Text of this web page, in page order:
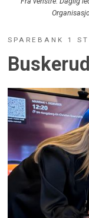
SPAREBANK 1